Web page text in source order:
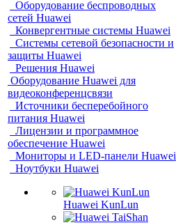
Оборудование беспроводных
сетей Huawei
Конвергентные системы Huawei
Системы сетевой безопасности и
защиты Huawei
Решения Huawei
Оборудование Huawei для
видеоконференцсвязи
Источники бесперебойного
питания Huawei
Лицензии и программное
обеспечение Huawei
Мониторы и LED-панели Huawei
Ноутбуки Huawei
Huawei KunLun